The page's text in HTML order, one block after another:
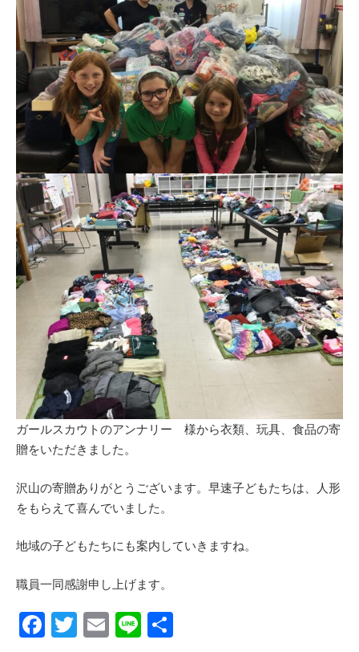
ガールスカウトのアンナリー 様から衣類、玩具、食品の寄
贈をいただきました。
沢山の寄贈ありがとうございます。早速子どもたちは、人形
をもらえて喜んでいました。
地域の子どもたちにも案内していきますね。
職員一同感謝申し上げます。
F
T
E
Li